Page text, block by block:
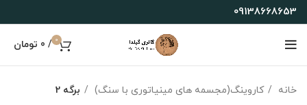
09138668653
0
/
0 تومان
خانه کاروینگ(مجسمه های مینیاتوری با سنگ)
برگه 2